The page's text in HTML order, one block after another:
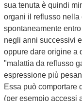
sua tenuta è quindi
organi il reflusso
spontaneamente
negli anni successivi
oppure dare origine a
"malattia da reflusso
espressione più
Essa può comportare
(per esempio accessi